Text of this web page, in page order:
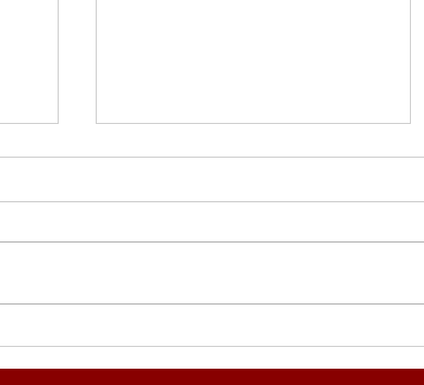
Periferie, Colucci
(Radicali Roma): “La